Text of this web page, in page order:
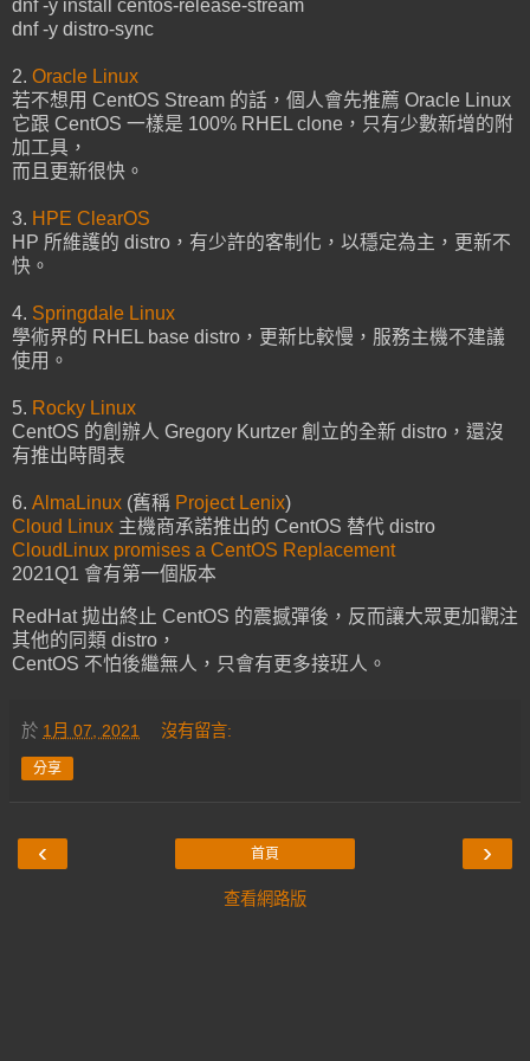
dnf -y install centos-release-stream
dnf -y distro-sync
2. Oracle Linux
若不想用 CentOS Stream 的話，個人會先推薦 Oracle Linux
它跟 CentOS 一樣是 100% RHEL clone，只有少數新增的附
加工具，
而且更新很快。
3. HPE ClearOS
HP 所維護的 distro，有少許的客制化，以穩定為主，更新不
快。
4. Springdale Linux
學術界的 RHEL base distro，更新比較慢，服務主機不建議
使用。
5. Rocky Linux
CentOS 的創辦人 Gregory Kurtzer 創立的全新 distro，還沒
有推出時間表
6. AlmaLinux (舊稱 Project Lenix)
Cloud Linux 主機商承諾推出的 CentOS 替代 distro
CloudLinux promises a CentOS Replacement
2021Q1 會有第一個版本
RedHat 拋出終止 CentOS 的震撼彈後，反而讓大眾更加觀注
其他的同類 distro，
CentOS 不怕後繼無人，只會有更多接班人。
於 1月 07, 2021 沒有留言:
分享
‹ ›
首頁
查看網路版